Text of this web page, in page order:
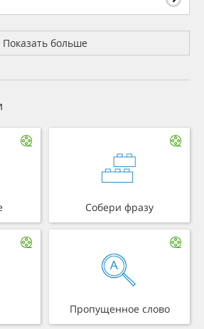
Показать больше
Собери фразу
Пропущенное слово